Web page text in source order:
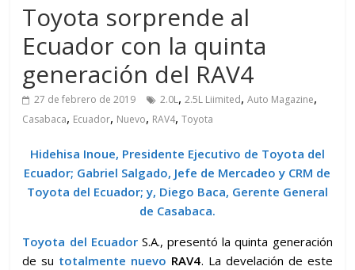
Toyota sorprende al
Ecuador con la quinta
generación del RAV4
27 de febrero de 2019 2.0L,2.5L Liimited,Auto Magazine,
Casabaca, Ecuador, Nuevo, RAV4,Toyota
Hidehisa Inoue, Presidente Ejecutivo de Toyota del
Ecuador; Gabriel Salgado, Jefe de Mercadeo y CRM de
Toyota del Ecuador; y, Diego Baca, Gerente General
de Casabaca.
Toyota del EcuadorS.A., presentó la quinta generación
de su totalmente nuevo RAV4. La develación de este